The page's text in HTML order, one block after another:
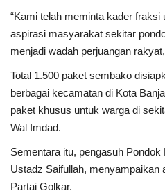
“Kami telah meminta kader
aspirasi masyarakat sekitar
menjadi wadah perjuangan
Total 1.500 paket sembako
berbagai kecamatan di Kota
paket khusus untuk warga di
Wal Imdad.
Sementara itu, pengasuh
Ustadz Saifullah, menyampaikan
Partai Golkar.